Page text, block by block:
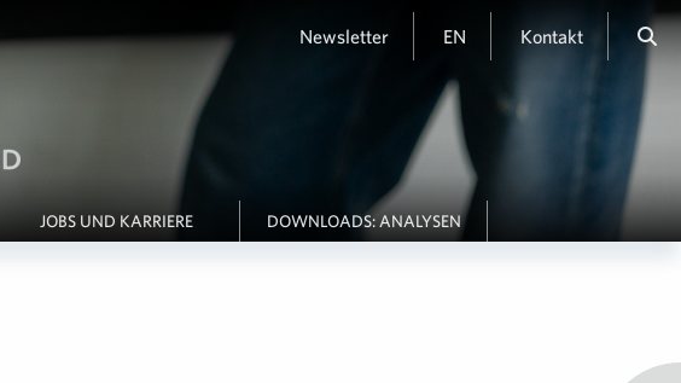
Newsletter EN Kontakt
JOBS UND KARRIERE DOWNLOADS: ANALYSEN